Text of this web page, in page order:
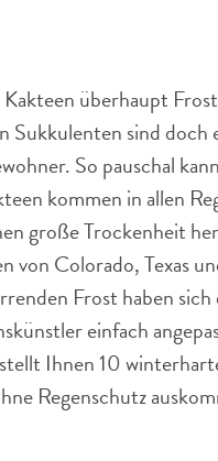
überhaupt
Sukkulenten sind doch
So pauschal
kommen in allen
große Trockenheit
von Colorado, Texas
Frost haben sich
einfach
Ihnen 10
Regenschutz